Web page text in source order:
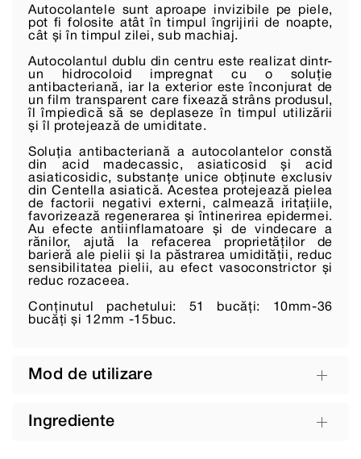
Autocolantele sunt aproape invizibile pe piele,
pot fi folosite atât în ​​timpul îngrijirii de noapte,
cât și în timpul zilei, sub machiaj.
Autocolantul dublu din centru este realizat dintr-
un hidrocoloid impregnat cu o soluție
antibacteriană, iar la exterior este înconjurat de
un film transparent care fixează strâns produsul,
îl împiedică să se deplaseze în timpul utilizării
și îl protejează de umiditate.
Soluția antibacteriană a autocolantelor constă
din acid madecassic, asiaticosid și acid
asiaticosidic, substanțe unice obținute exclusiv
din Centella asiatică. Acestea protejează pielea
de factorii negativi externi, calmează iritațiile,
favorizează regenerarea și întinerirea epidermei.
Au efecte antiinflamatoare și de vindecare a
rănilor, ajută la refacerea proprietăților de
barieră ale pielii și la păstrarea umidității, reduc
sensibilitatea pielii, au efect vasoconstrictor și
reduc rozaceea.
Conținutul pachetului: 51 bucăți: 10mm-36
bucăți și 12mm -15buc.
Mod de utilizare
Ingrediente